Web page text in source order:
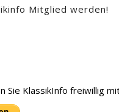
Mitglied werden!
Sie KlassikInfo freiwillig